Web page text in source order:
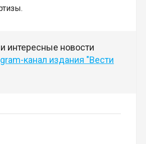
интересные новости
канал издания "Вести